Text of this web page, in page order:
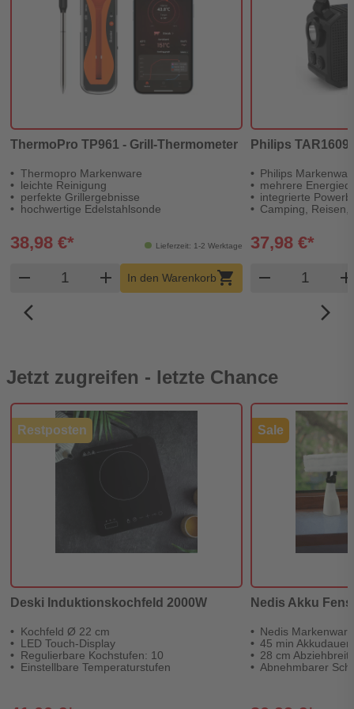
ThermoPro TP961 - Grill-Thermometer
Thermopro Markenware
leichte Reinigung
perfekte Grillergebnisse
hochwertige Edelstahlsonde
Lieferzeit: 1-2 Werktage
38,98 €*
remove Produkt Warenkorb Menge
add In den Warenkorbshopping_cart
Philips
Philips
mehrere
integrierte
Camping, Reisen,
37,98 €*
remove Produkt
arrow_back_ios_new
arrow_forward_ios
Jetzt zugreifen - letzte Chance
Restposten
Deski Induktionskochfeld 2000W
Kochfeld Ø 22 cm
LED Touch-Display
Regulierbare Kochstufen: 10
Einstellbare Temperaturstufen
Sale
Nedis Akku
Nedis Markenware
45 min Akkudauer
28 cm
Abnehmbarer